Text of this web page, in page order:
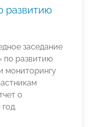
развитию
заседание
развитию
мониторингу
о